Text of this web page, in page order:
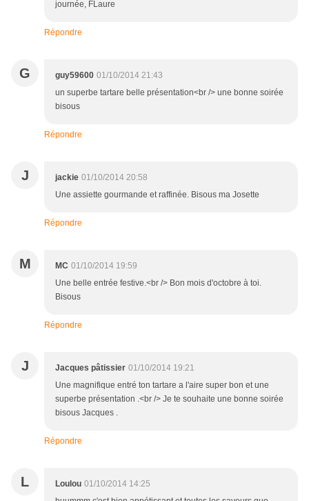
journée, FLaure
Répondre
G guy59600 01/10/2014 21:43
un superbe tartare belle présentation<br /> une bonne soirée
bisous
Répondre
J jackie 01/10/2014 20:58
Une assiette gourmande et raffinée. Bisous ma Josette
Répondre
M MC 01/10/2014 19:59
Une belle entrée festive.<br /> Bon mois d'octobre à toi.
Bisous
Répondre
J Jacques pâtissier 01/10/2014 19:21
Une magnifique entré ton tartare a l'aire super bon et une
superbe présentation .<br /> Je te souhaite une bonne soirée
bisous Jacques .
Répondre
L Loulou 01/10/2014 14:25